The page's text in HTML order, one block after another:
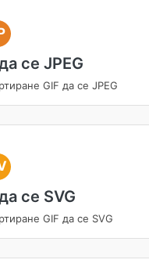
се JPEG
GIF да се JPEG
се SVG
GIF да се SVG